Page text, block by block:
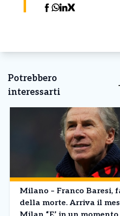
Potrebbero
interessarti
Milano – Franco Baresi,
della morte. Arriva il